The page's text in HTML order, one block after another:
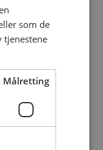
Start
har
Når ble
avdekker
fjernet for
som de
tjenestene
Målretting